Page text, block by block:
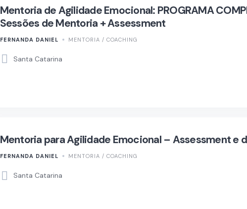
Mentoria de Agilidade Emocional: PROGRAMA
Sessões de Mentoria + Assessment
FERNANDA DANIEL MENTORIA / COACHING
Santa Catarina
Mentoria para Agilidade Emocional – Assessment e
FERNANDA DANIEL MENTORIA / COACHING
Santa Catarina